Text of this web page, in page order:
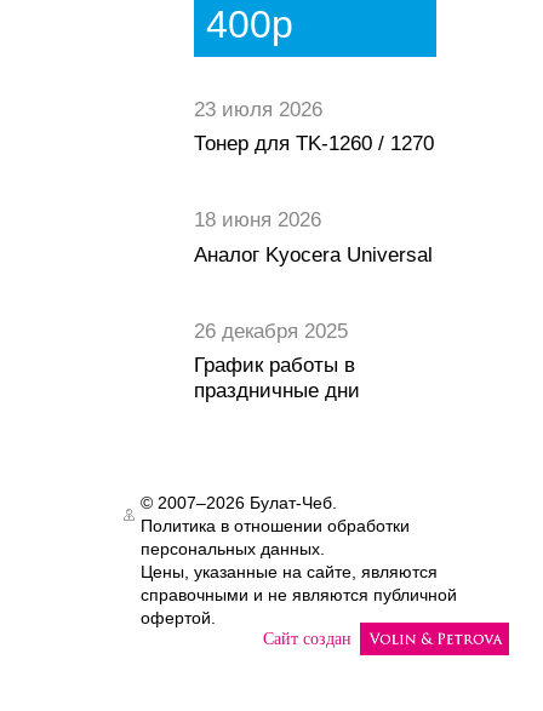
400р
23 июля 2026
Тонер для TK-1260 / 1270
18 июня 2026
Аналог Kyocera Universal
26 декабря 2025
График работы в
праздничные дни
Сайт создан
© 2007–2026 Булат-Чеб.
Политика в отношении обработки
персональных данных.
Цены, указанные на сайте, являются
справочными и не являются публичной
офертой.
Authorization